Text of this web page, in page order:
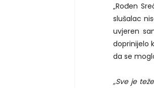
„Rođen
slušalac
uvjeren
doprinijelo
da se
„Sve je